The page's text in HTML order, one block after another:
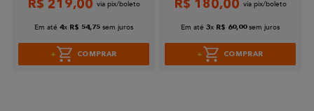
R$ 219,00
Em até 4 x R$ 54 ,75 sem juros
COMPRAR
R$ 180,00
Em até 3x R$ 60,00 sem juros
COMPRAR